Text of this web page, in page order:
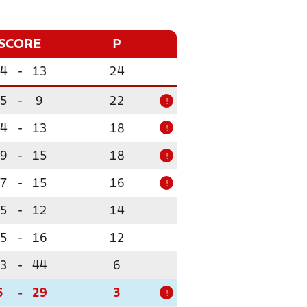
P
- 13 24
- 9 22 !
- 13 18 !
- 15 18 !
- 15 16 !
- 12 14
- 16 12
- 44 6
- 29 3 !